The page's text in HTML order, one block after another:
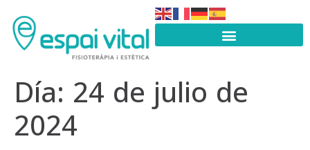
Día: 24 de julio de
2024